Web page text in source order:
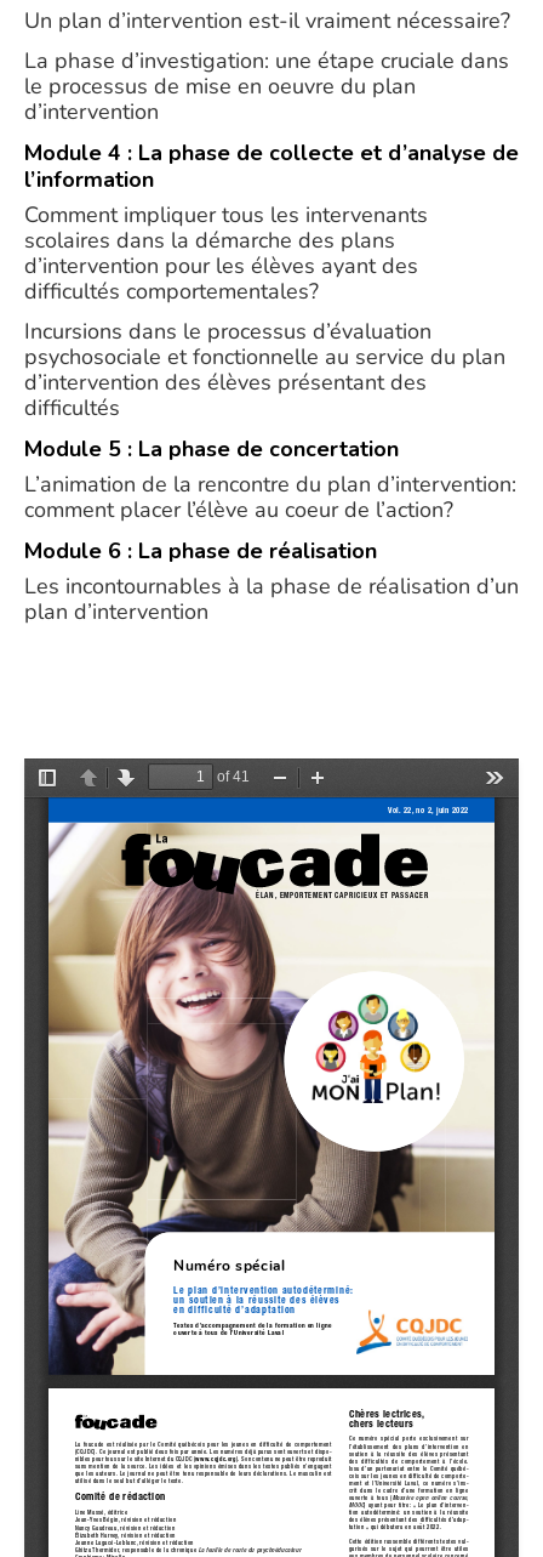
Un plan d’intervention est-il vraiment nécessaire?
La phase d’investigation: une étape cruciale dans
le processus de mise en oeuvre du plan
d’intervention
Module 4 : La phase de collecte et d’analyse de
l’information
Comment impliquer tous les intervenants
scolaires dans la démarche des plans
d’intervention pour les élèves ayant des
difficultés comportementales?
Incursions dans le processus d’évaluation
psychosociale et fonctionnelle au service du plan
d’intervention des élèves présentant des
difficultés
Module 5 : La phase de concertation
L’animation de la rencontre du plan d’intervention:
comment placer l’élève au coeur de l’action?
Module 6 : La phase de réalisation
Les incontournables à la phase de réalisation d’un
plan d’intervention